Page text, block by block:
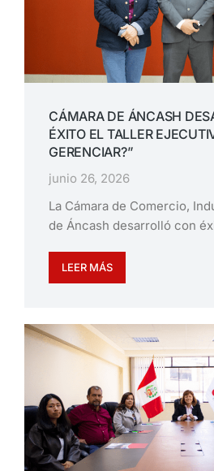
CÁMARA DE ÁNCASH
ÉXITO EL TALLER
GERENCIAR?”
junio 26, 2026
La Cámara de Comercio,
de Áncash desarrolló con
LEER MÁS